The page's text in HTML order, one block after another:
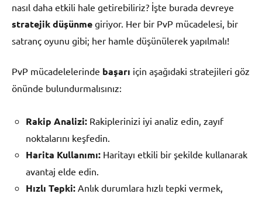
nasıl daha etkili hale getirebiliriz? İşte burada devreye
stratejik düşünme giriyor. Her bir PvP mücadelesi, bir
satranç oyunu gibi; her hamle düşünülerek yapılmalı!
PvP mücadelelerinde başarı için aşağıdaki stratejileri göz
önünde bulundurmalısınız:
Rakip Analizi: Rakiplerinizi iyi analiz edin, zayıf
noktalarını keşfedin.
Harita Kullanımı: Haritayı etkili bir şekilde kullanarak
avantaj elde edin.
Hızlı Tepki: Anlık durumlara hızlı tepki vermek,